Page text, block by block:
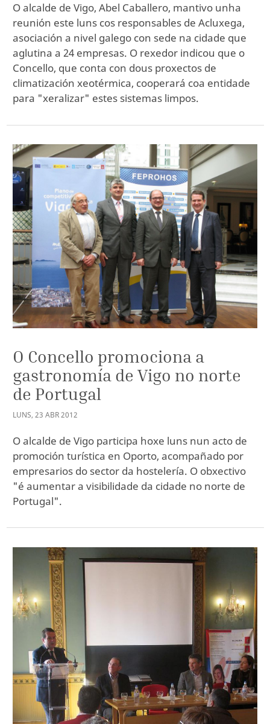
O alcalde de Vigo, Abel Caballero, mantivo unha
reunión este luns cos responsables de Acluxega,
asociación a nivel galego con sede na cidade que
aglutina a 24 empresas. O rexedor indicou que o
Concello, que conta con dous proxectos de
climatización xeotérmica, cooperará coa entidade
para "xeralizar" estes sistemas limpos.
O Concello promociona a
gastronomía de Vigo no norte
de Portugal
LUNS, 23 ABR2012
O alcalde de Vigo participa hoxe luns nun acto de
promoción turística en Oporto, acompañado por
empresarios do sector da hostelería. O obxectivo
"é aumentar a visibilidade da cidade no norte de
Portugal".